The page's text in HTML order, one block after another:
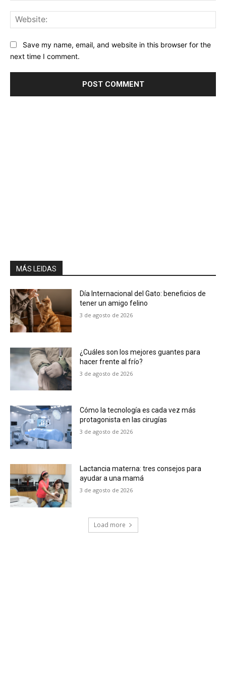
Save my name, email, and website in this browser for the
next time I comment.
MÁS LEIDAS
Día Internacional del Gato: beneficios de
tener un amigo felino
3 de agosto de 2026
¿Cuáles son los mejores guantes para
hacer frente al frío?
3 de agosto de 2026
Cómo la tecnología es cada vez más
protagonista en las cirugías
3 de agosto de 2026
Lactancia materna: tres consejos para
ayudar a una mamá
3 de agosto de 2026
Load more